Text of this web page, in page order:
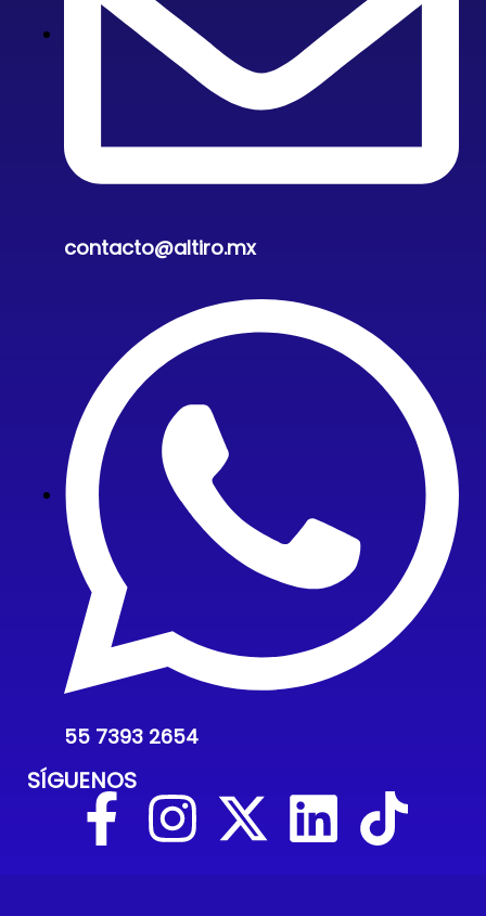
contacto@altiro.mx
55 7393 2654
SÍGUENOS